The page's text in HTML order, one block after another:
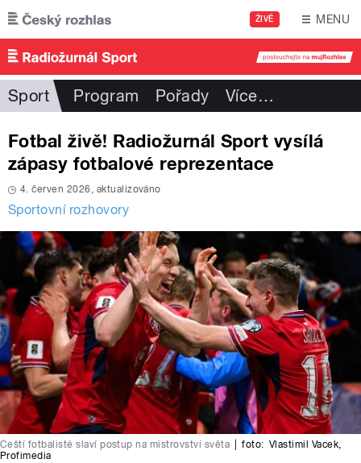
Přejít k hlavnímu obsahu
ŽIVĚ MENU
Sport Program Pořady Více…
Fotbal živě! Radiožurnál Sport vysílá
zápasy fotbalové reprezentace
4. červen 2026, aktualizováno
Sportovní rozhovory
Čeští fotbalisté slaví postup na mistrovství světa foto: Vlastimil Vacek,
Profimedia